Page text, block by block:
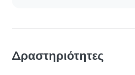
Δραστηριότητες